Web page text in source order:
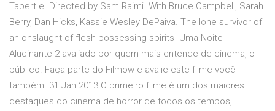
Tapert e Directed by Sam Raimi. With Bruce Campbell, Sarah
Berry, Dan Hicks, Kassie Wesley DePaiva. The lone survivor of
an onslaught of flesh-possessing spirits Uma Noite
Alucinante 2 avaliado por quem mais entende de cinema, o
público. Faça parte do Filmow e avalie este filme você
também. 31 Jan 2013 O primeiro filme é um dos maiores
destaques do cinema de horror de todos os tempos,